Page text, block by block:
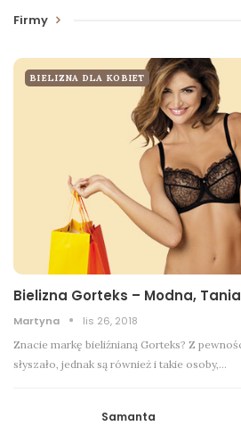
Firmy
BIELIZNA DLA KOBIET
Bielizna Gorteks – Modna,
Martyna lis 26, 2018
Znacie markę bieliźnianą Gorteks? Z
słyszało, jednak są również i takie osoby,…
Samanta